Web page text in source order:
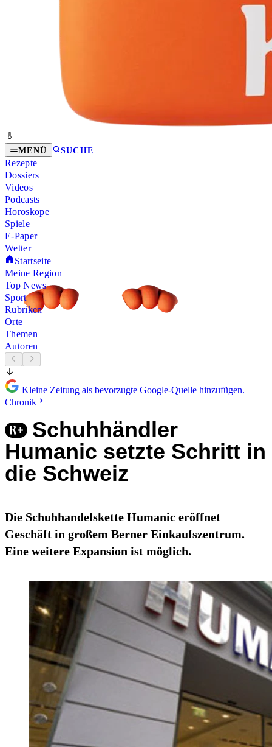
MENÜ SUCHE
Rezepte
Dossiers
Videos
Podcasts
Horoskope
Spiele
E-Paper
Wetter
Startseite
Meine Region
Top News
Sport
Rubriken
Orte
Themen
Autoren
Kleine Zeitung als bevorzugte Google-Quelle hinzufügen.
Chronik
Schuhhändler
Humanic setzte Schritt in
die Schweiz
Die Schuhhandelskette Humanic eröffnet
Geschäft in großem Berner Einkaufszentrum.
Eine weitere Expansion ist möglich.